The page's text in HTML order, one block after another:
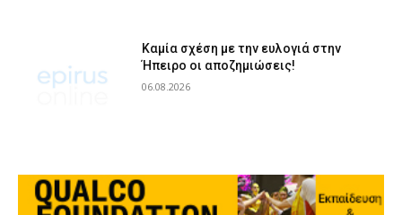
Καμία σχέση με την ευλογιά στην
Ήπειρο οι αποζημιώσεις!
06.08.2026